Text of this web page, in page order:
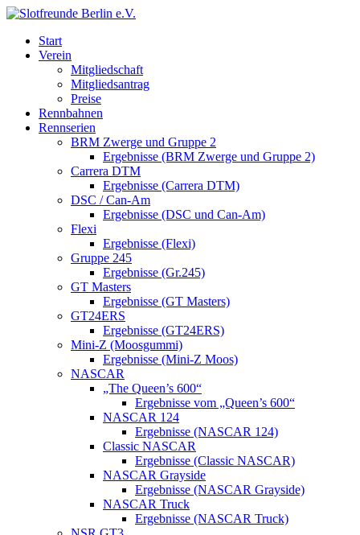
Start
Verein
Mitgliedschaft
Mitgliedsantrag
Preise
Rennbahnen
Rennserien
BRM Zwerge und Gruppe 2
Ergebnisse (BRM Zwerge und Gruppe 2)
Carrera DTM
Ergebnisse (Carrera DTM)
DSC / Can-Am
Ergebnisse (DSC und Can-Am)
Flexi
Ergebnisse (Flexi)
Gruppe 245
Ergebnisse (Gr.245)
GT Masters
Ergebnisse (GT Masters)
GT24ERS
Ergebnisse (GT24ERS)
Mini-Z (Moosgummi)
Ergebnisse (Mini-Z Moos)
NASCAR
„The Queen’s 600“
Ergebnisse vom „Queen’s 600“
NASCAR 124
Ergebnisse (NASCAR 124)
Classic NASCAR
Ergebnisse (Classic NASCAR)
NASCAR Grayside
Ergebnisse (NASCAR Grayside)
NASCAR Truck
Ergebnisse (NASCAR Truck)